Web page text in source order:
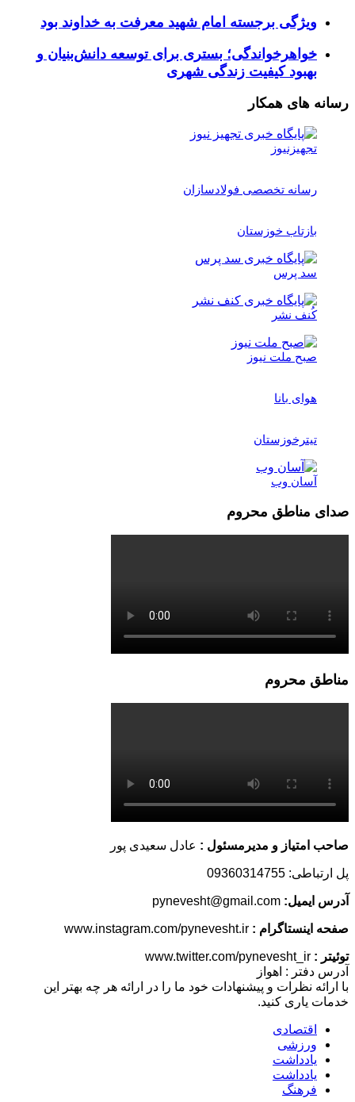
ویژگی برجسته امام شهید معرفت به خداوند بود
خواهرخواندگی؛ بستری برای توسعه دانش‌بنیان و
بهبود کیفیت زندگی شهری
رسانه های همکار
تجهیزنیوز
رسانه تخصصی فولادسازان
بازتاب خوزستان
سد پرس
کُنف نشر
صبح ملت نیوز
هوای بانا
تیترخوزستان
آسان وب
صدای مناطق محروم
مناطق محروم
صاحب امتیاز و مدیرمسئول : عادل سعیدی پور
پل ارتباطی: 09360314755
آدرس ایمیل:
صفحه اینستاگرام :
توئیتر :
آدرس دفتر : اهواز
با ارائه نظرات و پیشنهادات خود ما را در ارائه هر چه بهتر این
خدمات یاری کنید.
اقتصادی
ورزشی
یادداشت
یادداشت
فرهنگ